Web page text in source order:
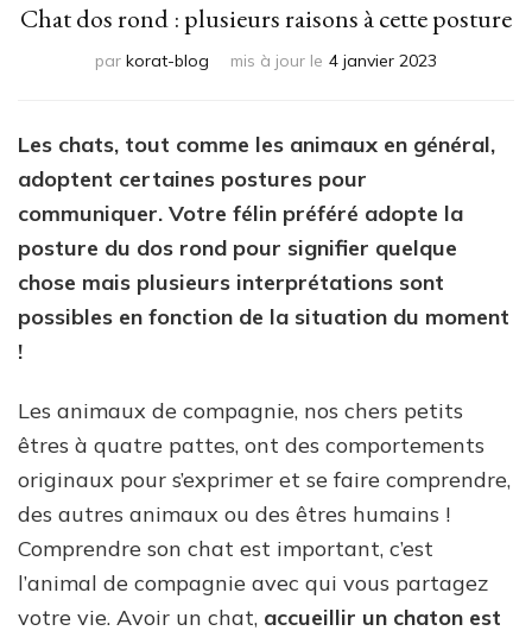
Chat dos rond : plusieurs raisons à cette posture
par korat-blog mis à jour le 4 janvier 2023
Les chats, tout comme les animaux en général,
adoptent certaines postures pour
communiquer. Votre félin préféré adopte la
posture du dos rond pour signifier quelque
chose mais plusieurs interprétations sont
possibles en fonction de la situation du moment
!
Les animaux de compagnie, nos chers petits
êtres à quatre pattes, ont des comportements
originaux pour s’exprimer et se faire comprendre,
des autres animaux ou des êtres humains !
Comprendre son chat est important, c’est
l’animal de compagnie avec qui vous partagez
votre vie. Avoir un chat, accueillir un chaton est